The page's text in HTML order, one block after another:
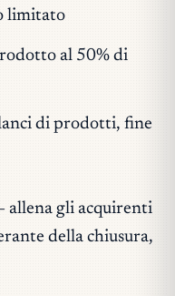
limitato
al 50% di
di prodotti, fine
allena gli acquirenti
della chiusura,